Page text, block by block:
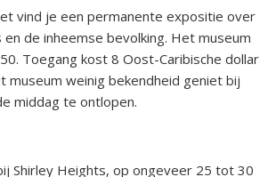
vind je een permanente expositie over
en de inheemse bevolking. Het museum
Toegang kost 8 Oost-Caribische dollar
museum weinig bekendheid geniet bij
middag te ontlopen.
Shirley Heights, op ongeveer 25 tot 30